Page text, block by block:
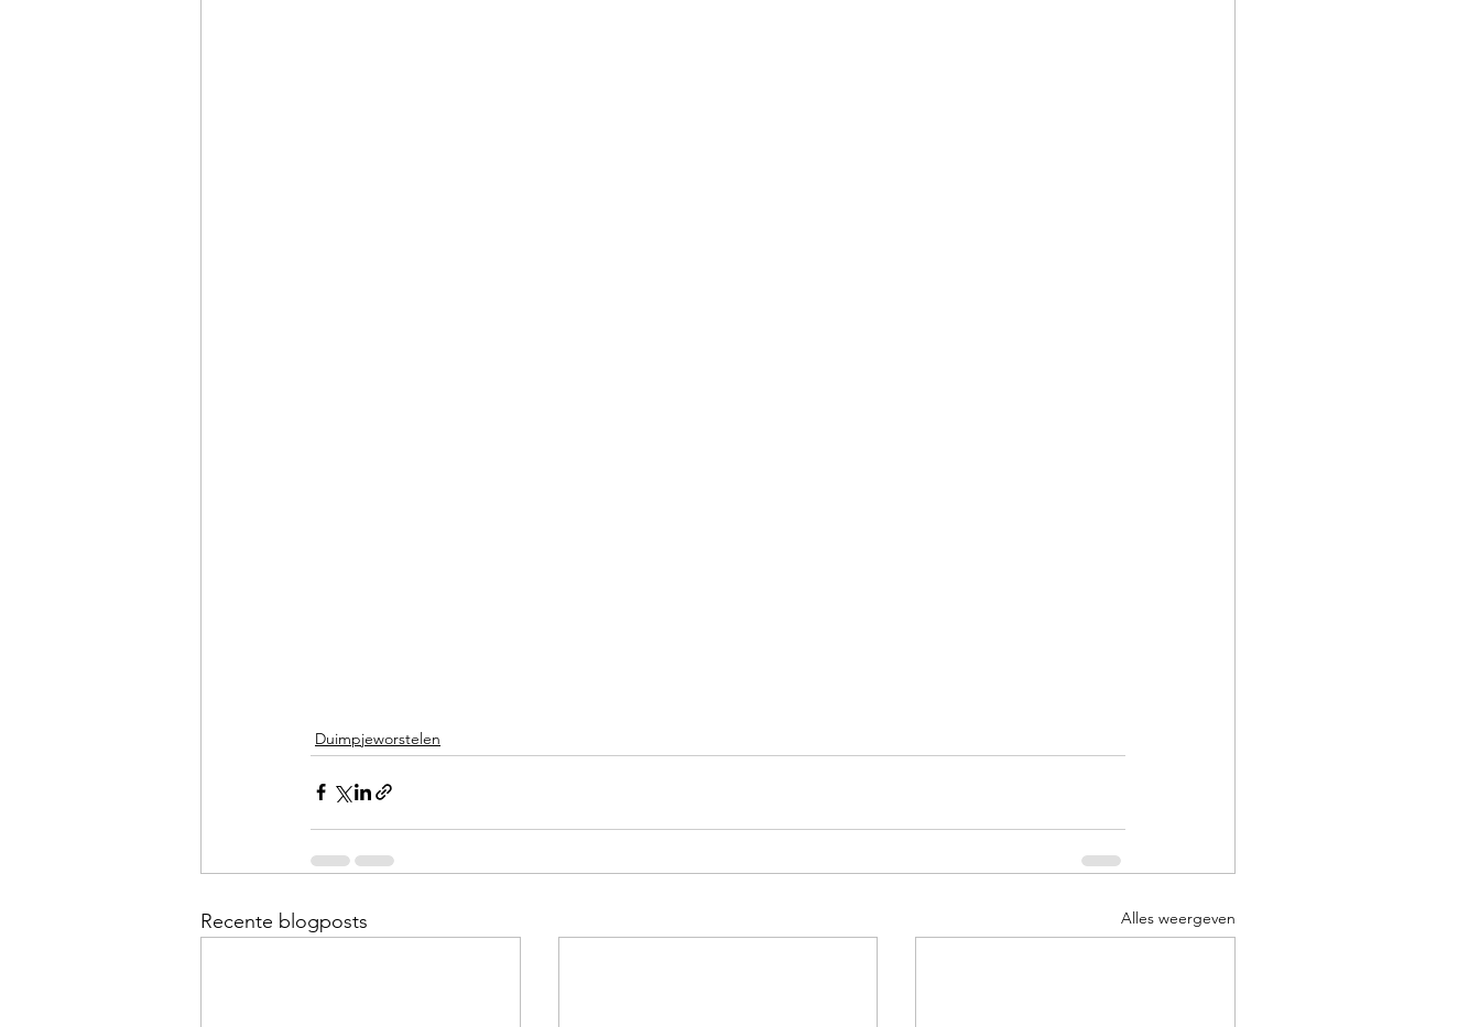
Duimpjeworstelen
Recente blogposts Alles weergeven